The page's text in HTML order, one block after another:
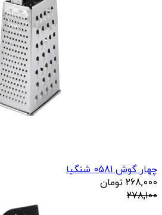
چهار گوش 0581 شنگیا
268,000 تومان
278,100